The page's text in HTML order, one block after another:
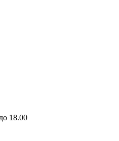
18.00